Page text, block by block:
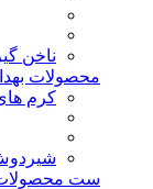
ناخن
محصولات
کرم
ست